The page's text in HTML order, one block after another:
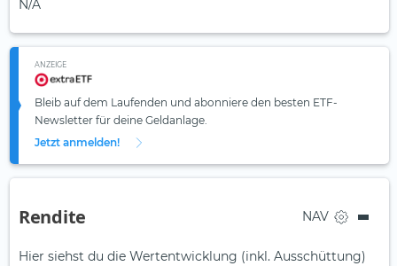
N/A
ANZEIGE
Bleib auf dem Laufenden und abonniere den besten ETF-
Newsletter für deine Geldanlage.
Jetzt anmelden!
Rendite NAV
Hier siehst du die Wertentwicklung (inkl. Ausschüttung)